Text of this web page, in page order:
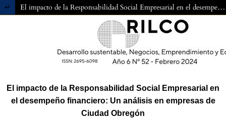
Volver a los detalles del artículo El impacto de la Responsabilidad Social Empresarial en el desempeño financiero: